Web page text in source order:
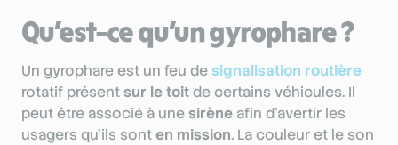
Qu’est-ce qu’un gyrophare ?
Un gyrophare est un feu de signalisation routière
rotatif présentsur le toitde certains véhicules. Il
peut être associé à unesirène afin d’avertir les
usagers qu’ils sonten mission. La couleur et le son